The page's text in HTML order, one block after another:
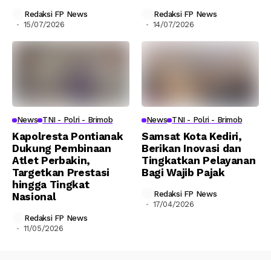
Redaksi FP News
15/07/2026
Redaksi FP News
14/07/2026
News TNI - Polri - Brimob
Kapolresta Pontianak
Dukung Pembinaan
Atlet Perbakin,
Targetkan Prestasi
hingga Tingkat
Nasional
Redaksi FP News
11/05/2026
News TNI - Polri - Brimob
Samsat Kota Kediri,
Berikan Inovasi dan
Tingkatkan Pelayanan
Bagi Wajib Pajak
Redaksi FP News
17/04/2026